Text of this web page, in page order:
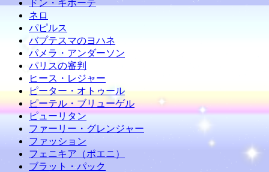
ドン・キホーテ
ネロ
パピルス
バプテスマのヨハネ
パメラ・アンダーソン
パリスの審判
ヒース・レジャー
ピーター・オトゥール
ピーテル・ブリューゲル
ピューリタン
ファーリー・グレンジャー
ファッション
フェニキア（ポエニ）
ブラット・パック